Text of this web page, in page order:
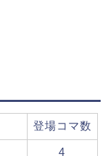
登場コマ数
4